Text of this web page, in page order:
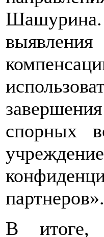
Шашурина.
спорных
партнеров».
В итоге,